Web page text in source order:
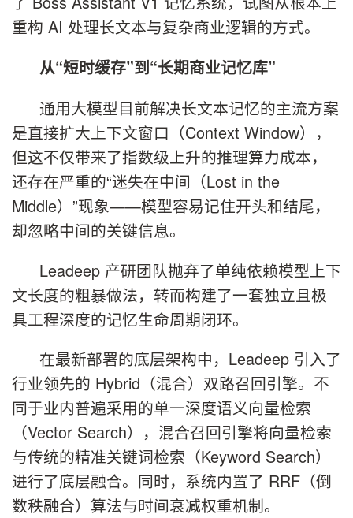
重构 AI 处理长文本与复杂商业逻辑的方式。
从“短时缓存”到“长期商业记忆库”
通用大模型目前解决长文本记忆的主流方案
是直接扩大上下文窗口（Context Window），
但这不仅带来了指数级上升的推理算力成本，
还存在严重的“迷失在中间（Lost in the
Middle）”现象——模型容易记住开头和结尾，
却忽略中间的关键信息。
Leadeep 产研团队抛弃了单纯依赖模型上下
文长度的粗暴做法，转而构建了一套独立且极
具工程深度的记忆生命周期闭环。
在最新部署的底层架构中，Leadeep 引入了
行业领先的 Hybrid（混合）双路召回引擎。不
同于业内普遍采用的单一深度语义向量检索
（Vector Search），混合召回引擎将向量检索
与传统的精准关键词检索（Keyword Search）
进行了底层融合。同时，系统内置了 RRF（倒
数秩融合）算法与时间衰减权重机制。